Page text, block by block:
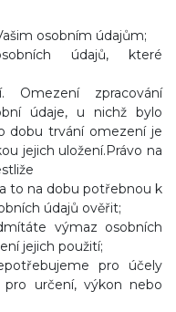
osobním údajům;
údajů, které
Omezení zpracování
údaje, u nichž bylo
dobu trvání omezení je
jejich uložení.Právo na
to na dobu potřebnou k
údajů ověřit;
výmaz osobních
jejich použití;
pro účely
pro určení, výkon nebo